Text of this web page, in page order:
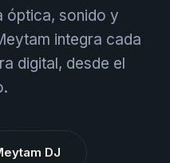
óptica, sonido y
integra cada
digital, desde el
DJ